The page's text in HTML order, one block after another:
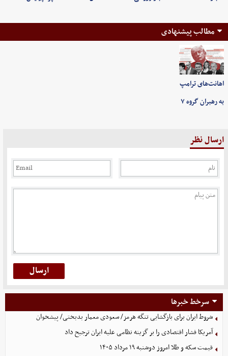
مطالب پیشنهادی
اهانت‌های ترامپ
به رهبران گروه ۷
ارسال نظر
سرخط خبرها
شروط ایران برای بازگشایی تنگه هرمز/ سعودی معمار بدبختی/ پیشخوان
آمریکا فشار اقتصادی را بر گزینه نظامی علیه ایران ترجیح داد
قیمت سکه و طلا امروز دوشنبه ۱۹ مرداد ۱۴۰۵